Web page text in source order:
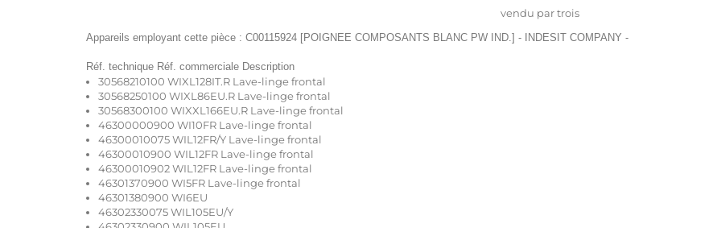
vendu par trois
Appareils employant cette pièce : C00115924 [POIGNEE COMPOSANTS BLANC PW IND.] - INDESIT COMPANY -
Réf. technique Réf. commerciale Description
30568210100 WIXL128IT.R Lave-linge frontal
30568250100 WIXL86EU.R Lave-linge frontal
30568300100 WIXXL166EU.R Lave-linge frontal
46300000900 WI10FR Lave-linge frontal
46300010075 WIL12FR/Y Lave-linge frontal
46300010900 WIL12FR Lave-linge frontal
46300010902 WIL12FR Lave-linge frontal
46301370900 WI5FR Lave-linge frontal
46301380900 WI6EU
46302330075 WIL105EU/Y